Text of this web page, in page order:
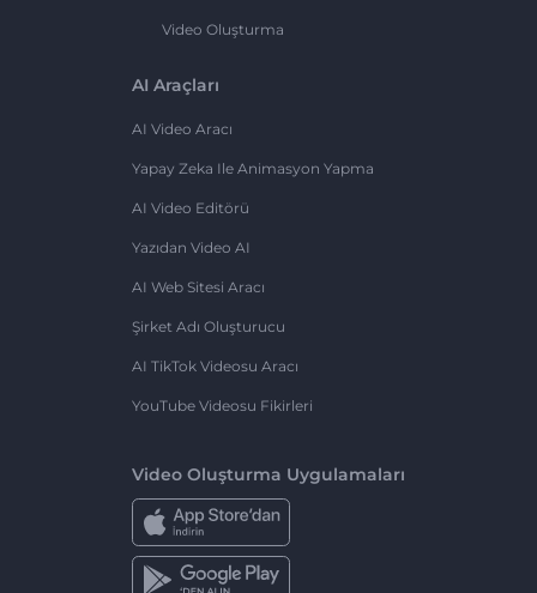
Video Oluşturma
AI Araçları
AI Video Aracı
Yapay Zeka Ile Animasyon Yapma
AI Video Editörü
Yazıdan Video AI
AI Web Sitesi Aracı
Şirket Adı Oluşturucu
AI TikTok Videosu Aracı
YouTube Videosu Fikirleri
Video Oluşturma Uygulamaları